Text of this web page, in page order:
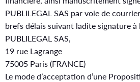
PUBLILEGAL SAS par voie de
brefs délais suivant ladite signature à
PUBLILEGAL SAS,
19 rue Lagrange
75005 Paris (FRANCE)
Le mode d’acceptation d’une